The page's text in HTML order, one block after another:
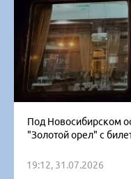
Под Новосибирском
"Золотой орел" с
19:12, 31.07.2026